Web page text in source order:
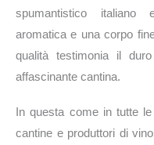
spumantistico italiano
aromatica e una corpo
qualità testimonia il
affascinante cantina.
In questa come in tutte
cantine e produttori di